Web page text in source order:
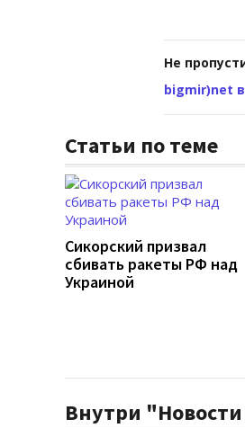
Не
bigmir)net
Статьи по теме
Сикорский призвал
сбивать ракеты РФ над
Украиной
Внутри